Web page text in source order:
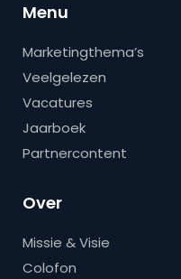
Menu
Marketingthema’s
Veelgelezen
Vacatures
Jaarboek
Partnercontent
Over
Missie & Visie
Colofon